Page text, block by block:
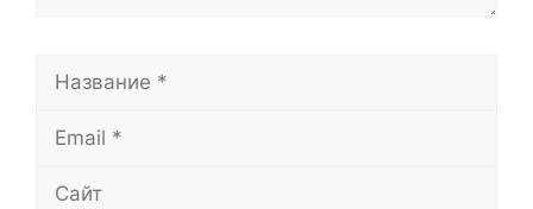
Название
Email
Сайт